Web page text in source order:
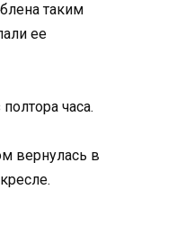
таким
ее
часа.
вернулась в